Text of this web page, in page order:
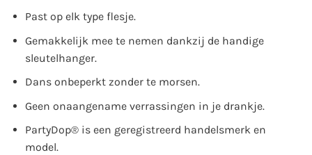
Past op elk type flesje.
Gemakkelijk mee te nemen dankzij de handige
sleutelhanger.
Dans onbeperkt zonder te morsen.
Geen onaangename verrassingen in je drankje.
PartyDop® is een geregistreerd handelsmerk en
model.